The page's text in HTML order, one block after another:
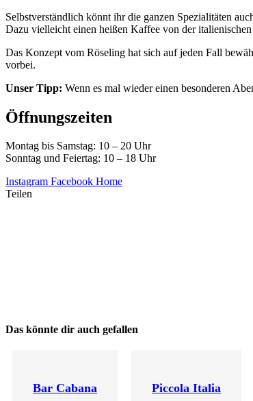
Selbstverständlich könnt ihr die ganzen Spezialitäten
Dazu vielleicht einen heißen Kaffee von der
Das Konzept vom Röseling hat sich auf jeden Fall
vorbei.
Unser Tipp: Wenn es mal wieder einen besonderen
Öffnungszeiten
Montag bis Samstag: 10 – 20 Uhr
Sonntag und Feiertag: 10 – 18 Uhr
Instagram Facebook Home
Teilen
Das könnte dir auch gefallen
Bar Cabana Piccola Italia